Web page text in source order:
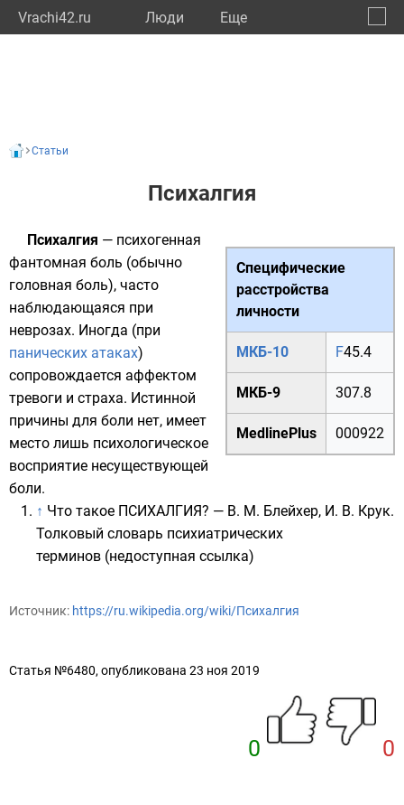
Vrachi42.ru Люди Eще
Статьи
Психалгия
Специфические
расстройства
личности
МКБ-10 F45.4
МКБ-9 307.8
MedlinePlus 000922
Психалгия — психогенная
фантомная боль (обычно
головная боль), часто
наблюдающаяся при
неврозах. Иногда (при
панических атаках)
сопровождается аффектом
тревоги и страха. Истинной
причины для боли нет, имеет
место лишь психологическое
восприятие несуществующей
боли.
↑ Что такое ПСИХАЛГИЯ? — В. М. Блейхер, И. В. Крук.
Толковый словарь психиатрических
терминов (недоступная ссылка)
Источник: https://ru.wikipedia.org/wiki/Психалгия
Статья №6480, опубликована 23 ноя 2019
0 0